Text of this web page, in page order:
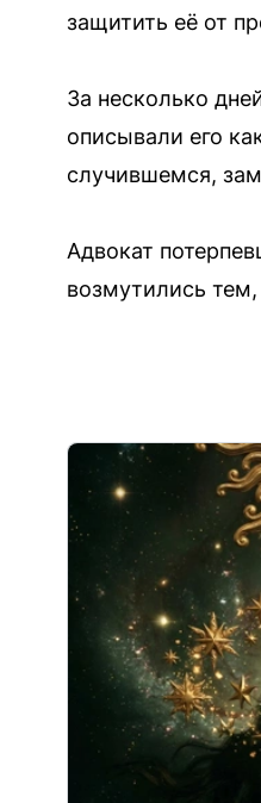
защитить её от
За несколько
описывали его
случившемся,
Адвокат
возмутились